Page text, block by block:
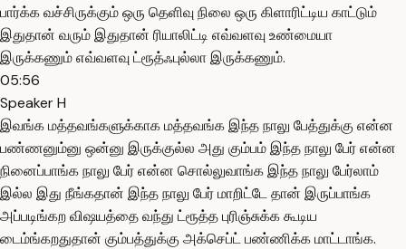
பார்க்க வச்சிருக்கும் ஒரு தெளிவு நிலை ஒரு கிளாரிட்டிய காட்டும்
இதுதான் வரும் இதுதான் ரியாலிட்டி எவ்வளவு உண்மையா
இருக்கணும் எவ்வளவு ட்ரூத்ஃபுல்லா இருக்கணும்.
05:56
Speaker H
இவங்க மத்தவங்களுக்காக மத்தவங்க இந்த நாலு பேத்துக்கு என்ன
பண்ணனும்னு ஒன்னு இருக்குல்ல அது கும்பம் இந்த நாலு பேர் என்ன
நினைப்பாங்க நாலு பேர் என்ன சொல்லுவாங்க இந்த நாலு பேர்லாம்
இல்ல இது நீங்கதான் இந்த நாலு பேர் மாறிட்டே தான் இருப்பாங்க
அப்படிங்கற விஷயத்தை வந்து ட்ரூத்த புரிஞ்சுக்க கூடிய
டைம்ங்கறதுதான் கும்பத்துக்கு அக்செப்ட் பண்ணிக்க மாட்டாங்க.